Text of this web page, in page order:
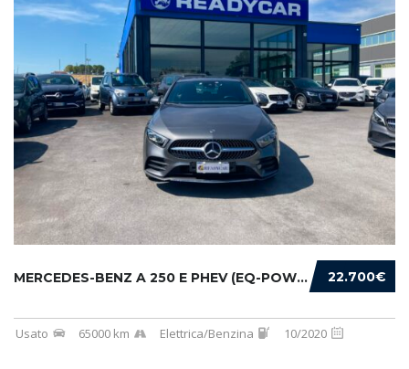
22.700€
MERCEDES-BENZ A 250 E PHEV (EQ-POWER) PREMIU...
Usato 65000 km Elettrica/Benzina 10/2020